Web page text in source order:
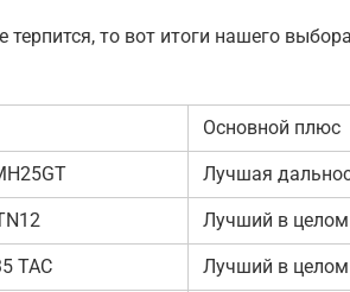
терпится, то вот итоги нашего
Основной плюс
Лучшая
Лучший в целом
TAC Лучший в